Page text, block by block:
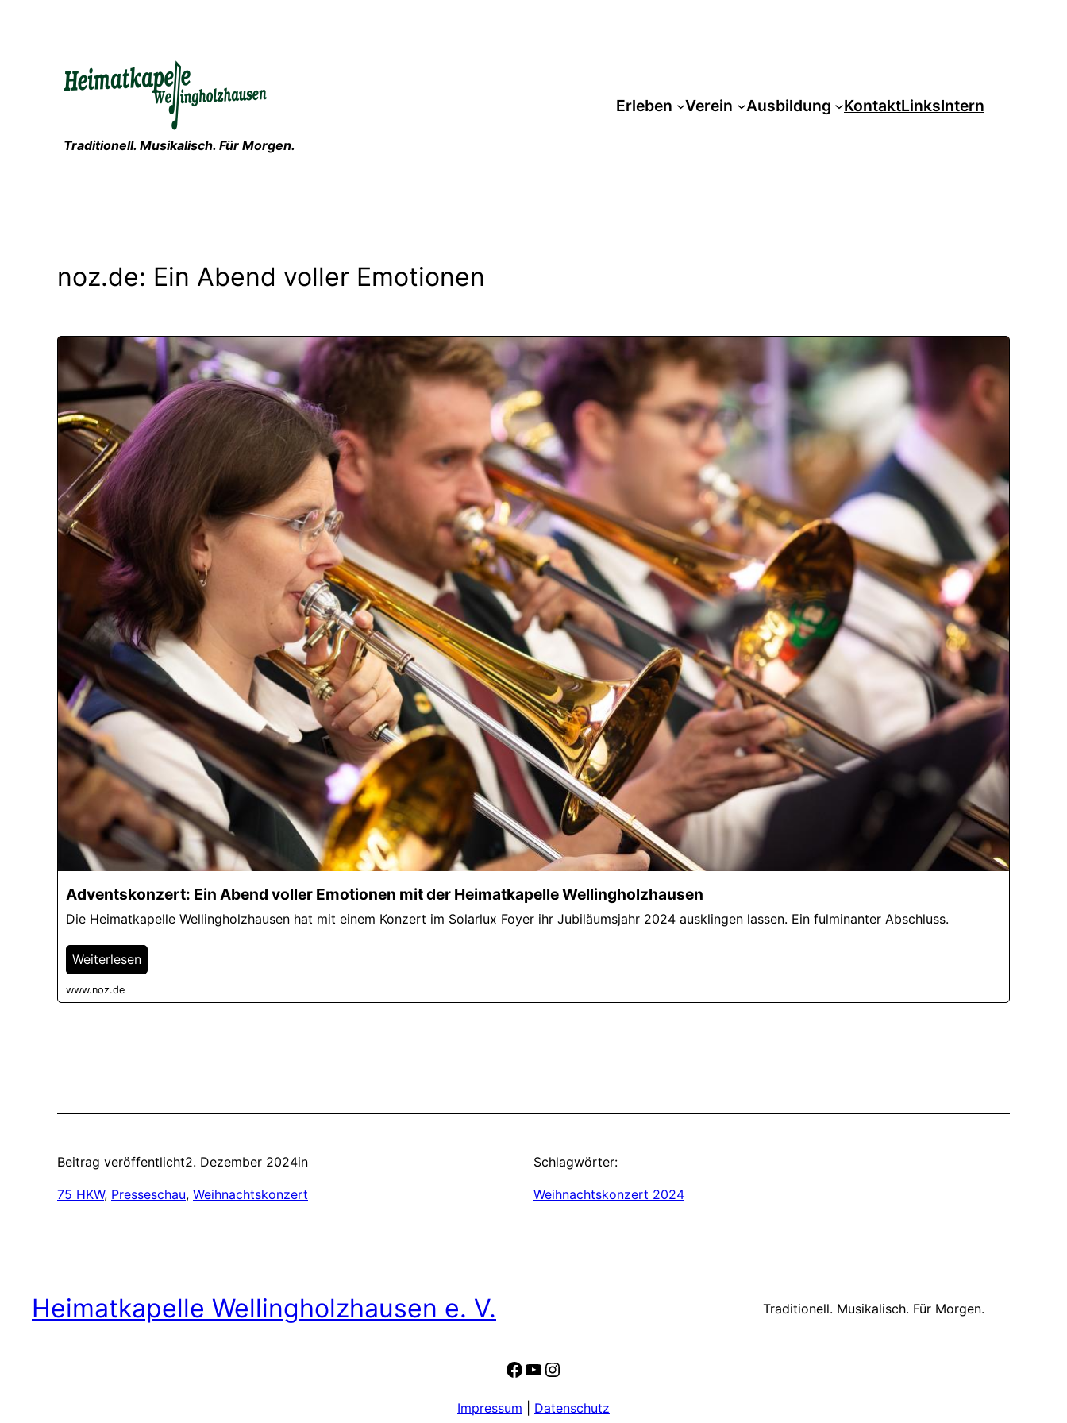
Traditionell. Musikalisch. Für Morgen.
Erleben Verein Ausbildung KontaktLinksIntern
noz.de: Ein Abend voller Emotionen
Adventskonzert: Ein Abend voller Emotionen mit der Heimatkapelle Wellingholzhausen
Die Heimatkapelle Wellingholzhausen hat mit einem Konzert im Solarlux Foyer ihr Jubiläumsjahr 2024 ausklingen lassen. Ein fulminanter Abschluss.
Weiterlesen
www.noz.de
Beitrag veröffentlicht2. Dezember 2024in
75 HKW, Presseschau, Weihnachtskonzert
Schlagwörter:
Weihnachtskonzert 2024
Heimatkapelle Wellingholzhausen e. V. Traditionell. Musikalisch. Für Morgen.
Facebook
YouTube
Instagram
Impressum Datenschutz